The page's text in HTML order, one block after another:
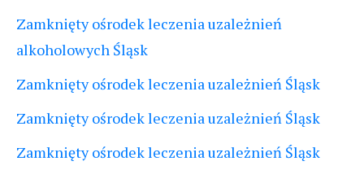
Zamknięty ośrodek leczenia uzależnień
alkoholowych Śląsk
Zamknięty ośrodek leczenia uzależnień Śląsk
Zamknięty ośrodek leczenia uzależnień Śląsk
Zamknięty ośrodek leczenia uzależnień Śląsk